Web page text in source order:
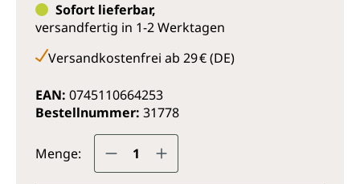
Sofort lieferbar,
versandfertig in 1-2 Werktagen
Versandkostenfrei ab 29 € (DE)
EAN: 0745110664253
Bestellnummer: 31778
Menge: Produkt Anzahl: Gib den